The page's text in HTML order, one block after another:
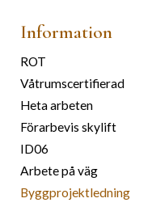
Information
ROT
Våtrumscertifierad
Heta arbeten
Förarbevis skylift
ID06
Arbete på väg
Byggprojektledning